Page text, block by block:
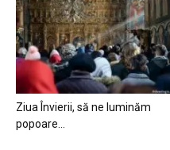
Ziua Învierii, să ne luminăm
popoare…